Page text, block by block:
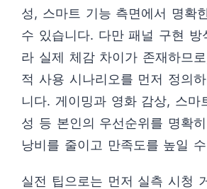
성, 스마트 기능 측면에서 명확
수 있습니다. 다만 패널 구현 방
라 실제 체감 차이가 존재하므
적 사용 시나리오를 먼저 정의
니다. 게이밍과 영화 감상, 스마
성 등 본인의 우선순위를 명확
낭비를 줄이고 만족도를 높일
실전 팁으로는 먼저 실측 시청